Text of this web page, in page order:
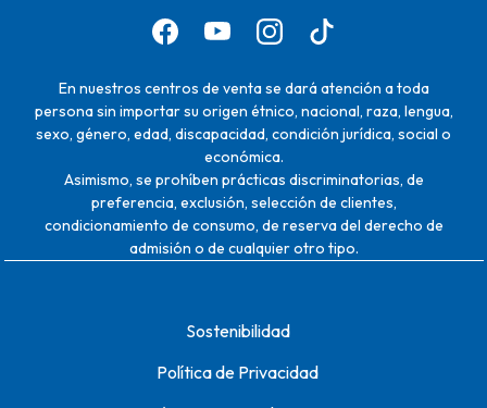
En nuestros centros de venta se dará atención a toda
persona sin importar su origen étnico, nacional, raza, lengua,
sexo, género, edad, discapacidad, condición jurídica, social o
económica.
Asimismo, se prohíben prácticas discriminatorias, de
preferencia, exclusión, selección de clientes,
condicionamiento de consumo, de reserva del derecho de
admisión o de cualquier otro tipo.
Sostenibilidad
Política de Privacidad